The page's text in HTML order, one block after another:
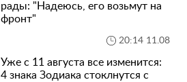
рады: "Надеюсь, его возьмут на
фронт"
20:14 11.08
Уже с 11 августа все изменится:
4 знака Зодиака стоклнутся с